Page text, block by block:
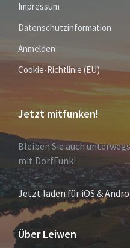
Impressum
Datenschutzinformation
Anmelden
Cookie-Richtlinie (EU)
Jetzt mitfunken!
Bleiben Sie auch
mit DorfFunk!
Jetzt laden für iOS &
Über Leiwen